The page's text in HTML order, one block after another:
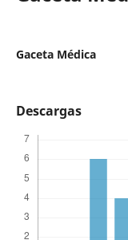
Gaceta Médica
Descargas